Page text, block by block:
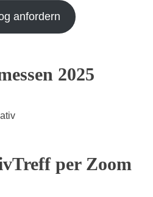
anfordern
2025
per Zoom